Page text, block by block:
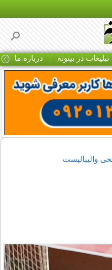
تبلیغات در بیتوته درباره ما
والیبالیست